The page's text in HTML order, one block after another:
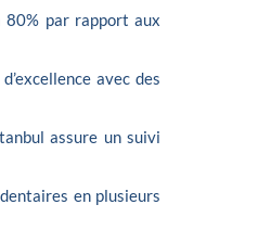
80% par rapport aux
avec des
assure un suivi
en plusieurs